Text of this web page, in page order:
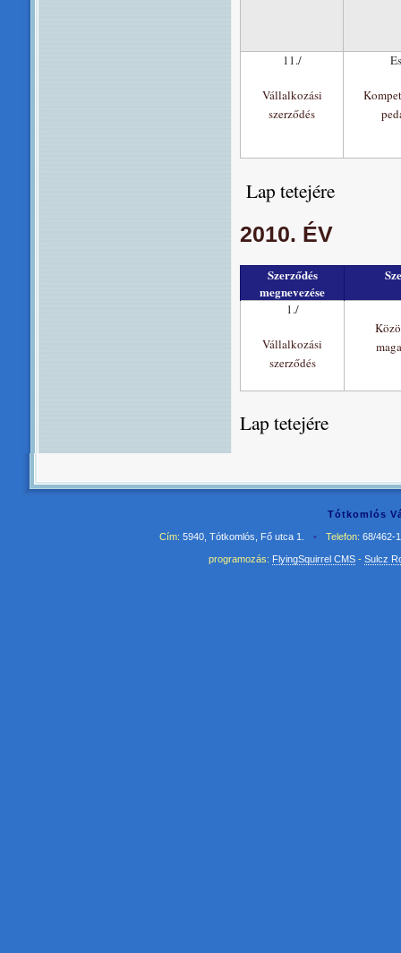
11./
Vállalkozási
szerződés
Lap tetejére
2010. ÉV
Szerződés
megnevezése
1./
Vállalkozási
szerződés
Lap tetejére
Tótkomlós
Cím: 5940, Tótkomlós, Fő utca 1. • Telefon: 68/462-
programozás: FlyingSquirrel CMS- Sulcz